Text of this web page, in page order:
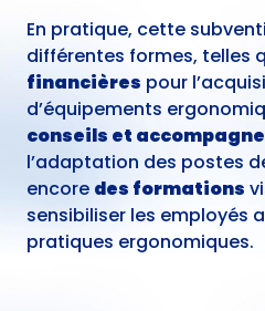
En pratique, cette
différentes formes, telles
financières pour
d’équipements
conseils et
l’adaptation des postes
encore des formations
sensibiliser les employés
pratiques ergonomiques.